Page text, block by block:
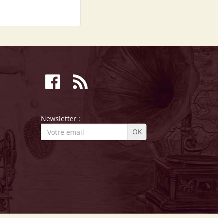
Newsletter :